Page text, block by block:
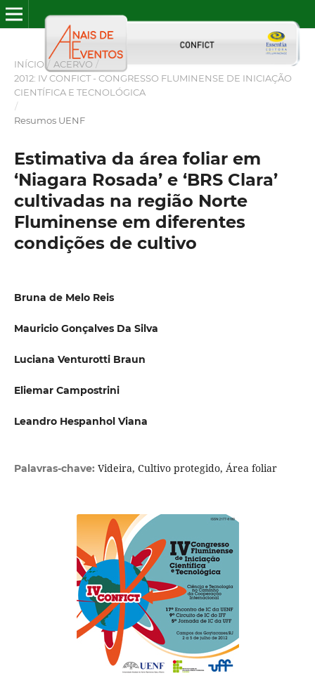
INÍCIO / ACERVO /
2012: IV CONFICT - CONGRESSO FLUMINENSE DE INICIAÇÃO
CIENTÍFICA E TECNOLÓGICA
/
Resumos UENF
Estimativa da área foliar em
‘Niagara Rosada’ e ‘BRS Clara’
cultivadas na região Norte
Fluminense em diferentes
condições de cultivo
Bruna de Melo Reis
Mauricio Gonçalves Da Silva
Luciana Venturotti Braun
Eliemar Campostrini
Leandro Hespanhol Viana
Palavras-chave: Videira, Cultivo protegido, Área foliar